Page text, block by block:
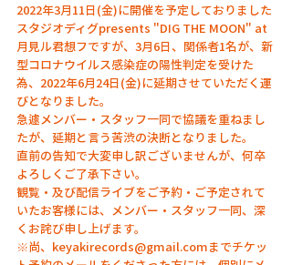
2022年3月11日(金)に開催を予定しておりました
スタジオディグpresents "DIG THE MOON" at
月見ル君想フですが、3月6日、関係者1名が、新
型コロナウイルス感染症の陽性判定を受けた
為、2022年6月24日(金)に延期させていただく運
びとなりました。
急遽メンバー・スタッフ一同で協議を重ねまし
たが、延期と言う苦渋の決断となりました。
直前の告知で大変申し訳ございませんが、何卒
よろしくご了承下さい。
観覧・及び配信ライブをご予約・ご予定されて
いたお客様には、メンバー・スタッフ一同、深
くお詫び申し上げます。
※尚、keyakirecords@gmail.comまでチケッ